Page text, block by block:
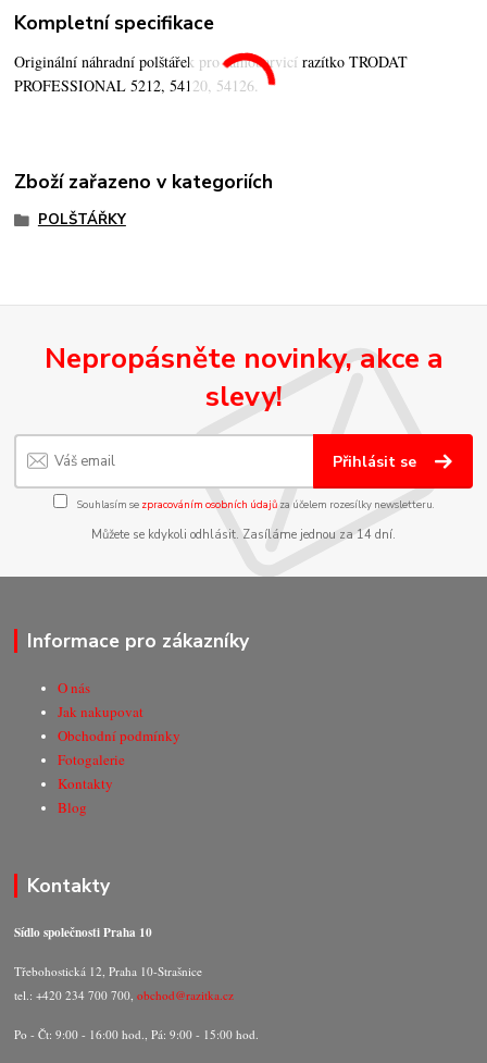
Kompletní specifikace
Originální náhradní polštářek pro samobarvicí razítko TRODAT
PROFESSIONAL 5212, 54120, 54126.
Zboží zařazeno v kategoriích
POLŠTÁŘKY
Nepropásněte novinky, akce a
slevy!
Přihlásit se
Souhlasím se zpracováním osobních údajůza účelem rozesílky newsletteru.
Můžete se kdykoli odhlásit. Zasíláme jednou za 14 dní.
Informace pro zákazníky
O nás
Jak nakupovat
Obchodní podmínky
Fotogalerie
Kontakty
Blog
Kontakty
Sídlo společnosti Praha 10
Třebohostická 12, Praha 10-Strašnice
tel.: +420 234 700 700,obchod@razitka.cz
Po - Čt: 9:00 - 16:00 hod., Pá: 9:00 - 15:00 hod.